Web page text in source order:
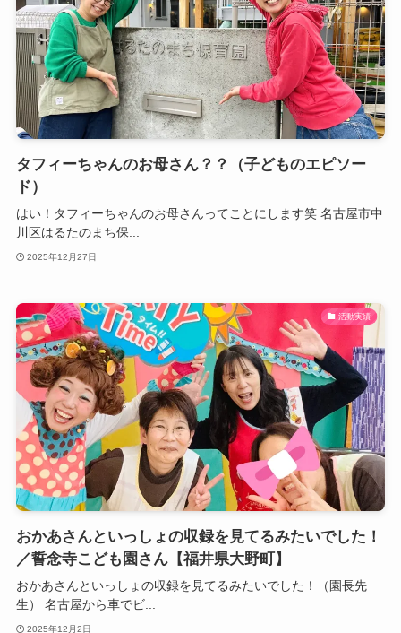
タフィーちゃんのお母さん？？（子どものエピソー
ド）
はい！タフィーちゃんのお母さんってことにします笑 名古屋市中
川区はるたのまち保...
2025年12月27日
活動実績
おかあさんといっしょの収録を見てるみたいでした！
／誓念寺こども園さん【福井県大野町】
おかあさんといっしょの収録を見てるみたいでした！（園長先
生） 名古屋から車でビ...
2025年12月2日